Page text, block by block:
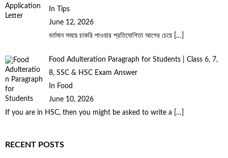
In Tips
June 12, 2026
বর্তমান সময়ে চাকরি পাওয়ার প্রতিযোগিতা আগের চেয়ে […]
Food Adulteration Paragraph for Students | Class 6, 7,
8, SSC & HSC Exam Answer
In Food
June 10, 2026
If you are in HSC, then you might be asked to write a
[…]
RECENT POSTS